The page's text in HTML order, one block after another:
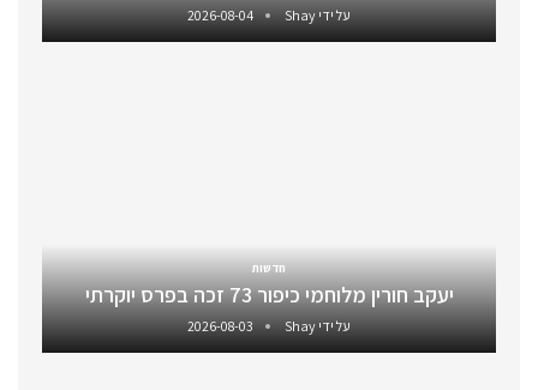
על ידיShay
2026-08-04
חדשות
יעקב חורין מלוחמי כיפור 73 זכה בפרס יוקרתי
על ידיShay
2026-08-03